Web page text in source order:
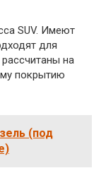
SUV. Имеют
для
на
покрытию
(под